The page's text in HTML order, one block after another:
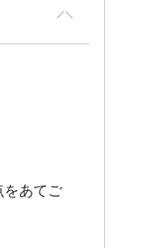
をあてご